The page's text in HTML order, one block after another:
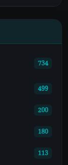
734
499
200
180
113